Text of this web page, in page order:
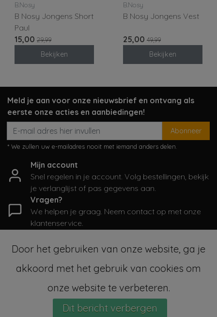
B.Nosy
B Nosy Jongens Short
Paul
15,00 29,99
Bekijken
B.Nosy
B Nosy Jongens Vest
25,00 49,99
Bekijken
Meld je aan voor onze nieuwsbrief en ontvang als
eerste onze acties en aanbiedingen!
Abonneer
* We zullen uw e-mailadres nooit met iemand anders delen.
Mijn account
Snel regelen in je account. Volg bestellingen, bekijk
je verlanglijst of pas gegevens aan.
Vragen?
We helpen je graag. Neem contact op met onze
klantenservice.
Informatie
Categorieën
© Copyright 2026 - SampleSale4Kids | RealisatieInStijl Media
Door het gebruiken van onze website, ga je
akkoord met het gebruik van cookies om
onze website te verbeteren.
Dit bericht verbergen